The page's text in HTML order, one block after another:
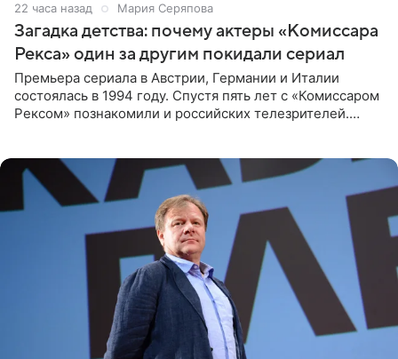
22 часа назад Мария Серяпова
Загадка детства: почему актеры «Комиссара
Рекса» один за другим покидали сериал
Премьера сериала в Австрии, Германии и Италии
состоялась в 1994 году. Спустя пять лет с «Комиссаром
Рексом» познакомили и российских телезрителей.